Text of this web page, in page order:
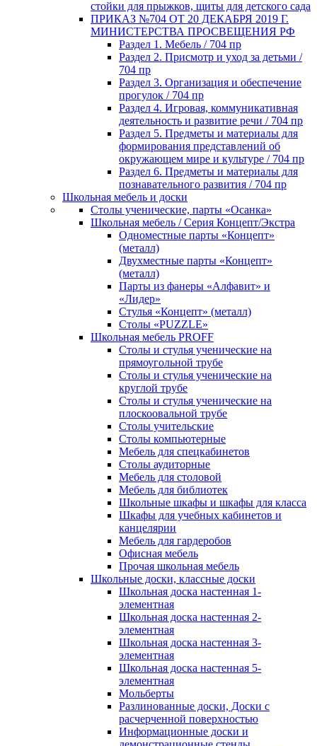
стойки для прыжков, щиты для детского сада
ПРИКАЗ №704 ОТ 20 ДЕКАБРЯ 2019 Г.
МИНИСТЕРСТВА ПРОСВЕЩЕНИЯ РФ
Раздел 1. Мебель / 704 пр
Раздел 2. Присмотр и уход за детьми /
704 пр
Раздел 3. Организация и обеспечение
прогулок / 704 пр
Раздел 4. Игровая, коммуникативная
деятельность и развитие речи / 704 пр
Раздел 5. Предметы и материалы для
формирования представлений об
окружающем мире и культуре / 704 пр
Раздел 6. Предметы и материалы для
познавательного развития / 704 пр
Школьная мебель и доски
Столы ученические, парты «Осанка»
Школьная мебель / Серия Концепт/Экстра
Одноместные парты «Концепт»
(металл)
Двухместные парты «Концепт»
(металл)
Парты из фанеры «Алфавит» и
«Лидер»
Стулья «Концепт» (металл)
Столы «PUZZLE»
Школьная мебель PROFF
Столы и стулья ученические на
прямоугольной трубе
Столы и стулья ученические на
круглой трубе
Столы и стулья ученические на
плоскоовальной трубе
Столы учительские
Столы компьютерные
Мебель для спецкабинетов
Столы аудиторные
Мебель для столовой
Мебель для библиотек
Школьные шкафы и шкафы для класса
Шкафы для учебных кабинетов и
канцелярии
Мебель для гардеробов
Офисная мебель
Прочая школьная мебель
Школьные доски, классные доски
Школьная доска настенная 1-
элементная
Школьная доска настенная 2-
элементная
Школьная доска настенная 3-
элементная
Школьная доска настенная 5-
элементная
Мольберты
Разлинованные доски, Доски с
расчерченной поверхностью
Информационные доски и